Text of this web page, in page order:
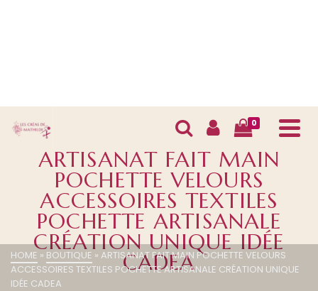
0
ARTISANAT FAIT MAIN
POCHETTE VELOURS
ACCESSOIRES TEXTILES
POCHETTE ARTISANALE
CRÉATION UNIQUE IDÉE
CADEA
HOME » BOUTIQUE » ARTISANAT FAIT MAIN POCHETTE VELOURS
ACCESSOIRES TEXTILES POCHETTE ARTISANALE CRÉATION UNIQUE
IDÉE CADEA